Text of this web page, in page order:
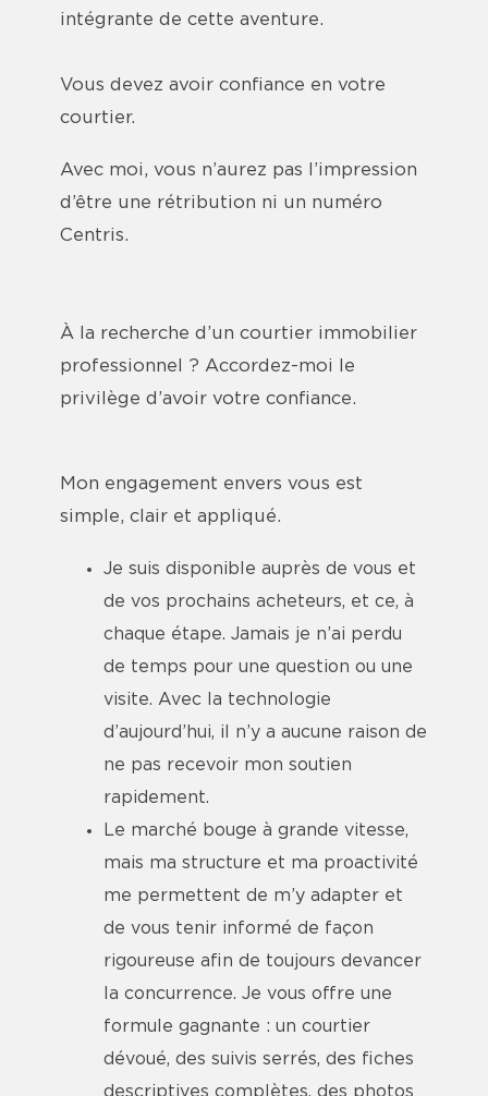
intégrante de cette aventure.
Vous devez avoir confiance en votre
courtier.
Avec moi, vous n’aurez pas l’impression
d’être une rétribution ni un numéro
Centris.
À la recherche d’un courtier immobilier
professionnel ? Accordez-moi le
privilège d’avoir votre confiance.
Mon engagement envers vous est
simple, clair et appliqué.
Je suis disponible auprès de vous et
de vos prochains acheteurs, et ce, à
chaque étape. Jamais je n’ai perdu
de temps pour une question ou une
visite. Avec la technologie
d’aujourd’hui, il n’y a aucune raison de
ne pas recevoir mon soutien
rapidement.
Le marché bouge à grande vitesse,
mais ma structure et ma proactivité
me permettent de m’y adapter et
de vous tenir informé de façon
rigoureuse afin de toujours devancer
la concurrence. Je vous offre une
formule gagnante : un courtier
dévoué, des suivis serrés, des fiches
descriptives complètes, des photos